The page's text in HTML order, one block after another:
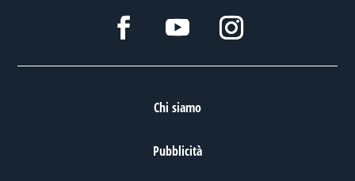
Chi siamo
Pubblicità